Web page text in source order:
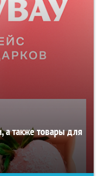
а также товары для